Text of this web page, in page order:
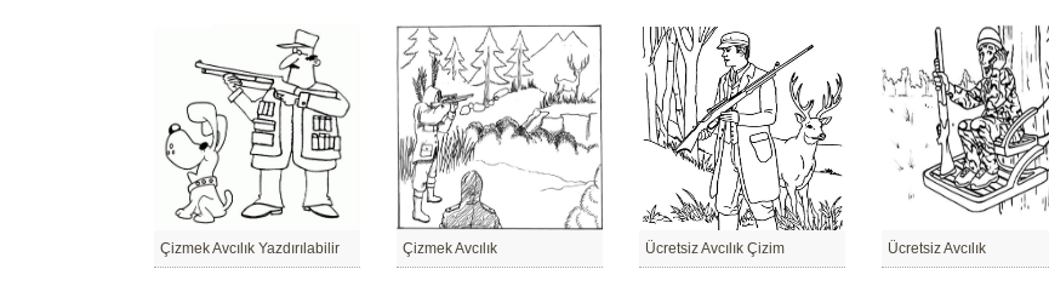
Çizmek Avcılık Yazdırılabilir Çizmek Avcılık Ücretsiz Avcılık Çizim Ücretsiz Avcılık